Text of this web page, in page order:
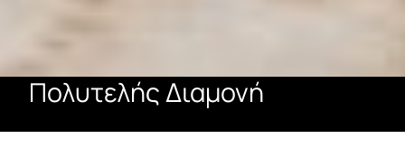
Πολυτελής Διαμονή